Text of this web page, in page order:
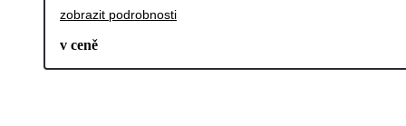
zobrazit podrobnosti
v ceně